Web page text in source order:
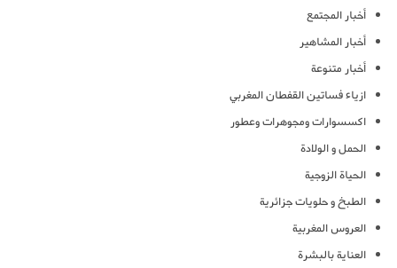
أخبار المجتمع
أخبار المشاهير
أخبار متنوعة
ازياء فساتين القفطان المغربي
اكسسوارات ومجوهرات وعطور
الحمل و الولادة
الحياة الزوجية
الطبخ و حلويات جزائرية
العروس المغربية
العناية بالبشرة